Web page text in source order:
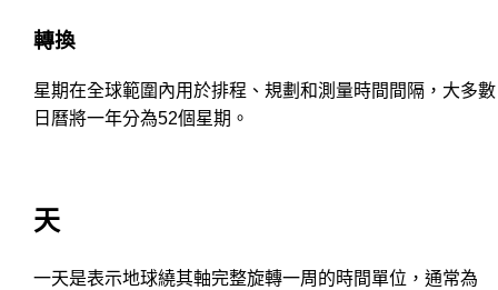
轉換
星期在全球範圍內用於排程、規劃和測量時間間隔，大多數
日曆將一年分為52個星期。
天
一天是表示地球繞其軸完整旋轉一周的時間單位，通常為